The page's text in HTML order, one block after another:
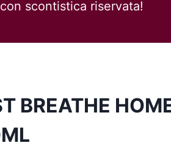
scontistica riservata!
BREATHE